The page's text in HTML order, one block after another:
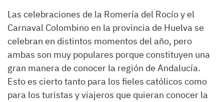
Las celebraciones de la Romería del Rocío y el
Carnaval Colombino en la provincia de Huelva se
celebran en distintos momentos del año, pero
ambas son muy populares porque constituyen una
gran manera de conocer la región de Andalucía.
Esto es cierto tanto para los fieles católicos como
para los turistas y viajeros que quieran conocer la